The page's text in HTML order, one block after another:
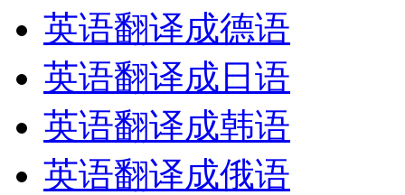
英语翻译成德语
英语翻译成日语
英语翻译成韩语
英语翻译成俄语